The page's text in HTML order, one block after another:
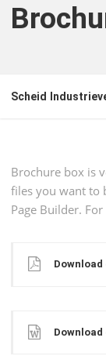
Scheid
Brochure box is
files you want to
Page Builder.